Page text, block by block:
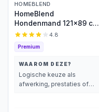
HOMEBLEND
HomeBlend
Hondenmand 121x89 cm
XXL, wasbare hoes,
4.8
Premium
WAAROM DEZE?
Logische keuze als
afwerking, prestaties of